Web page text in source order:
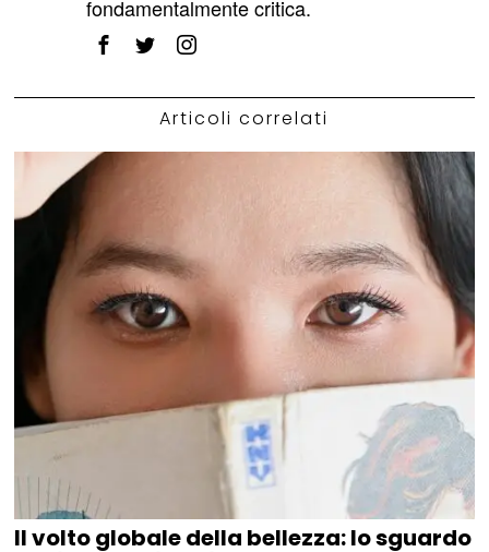
fondamentalmente critica.
Articoli correlati
Il volto globale della bellezza: lo sguardo